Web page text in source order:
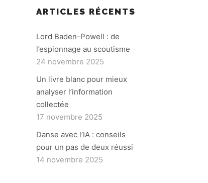
ARTICLES RÉCENTS
Lord Baden-Powell : de
l’espionnage au scoutisme
24 novembre 2025
Un livre blanc pour mieux
analyser l’information
collectée
17 novembre 2025
Danse avec l’IA : conseils
pour un pas de deux réussi
14 novembre 2025